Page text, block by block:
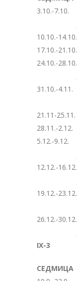
3.10.-7.10.
10.10.-14.10.
17.10.-21.10.
24.10.-28.10.
31.10.-4.11.
21.11-25.11.
28.11.-2.12.
5.12.-9.12.
12.12.-16.12.
19.12.-23.12.
26.12.-30.12.
IX-3
СЕДМИЦА